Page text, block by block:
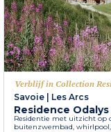
Verblijf in Collection
Savoie
Les Arcs
Residence
Residentie met uitzicht op
buitenzwembad,